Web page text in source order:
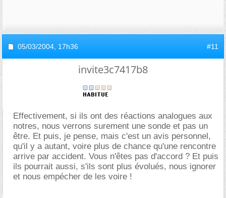
05/03/2004, 17h36 #11
invite3c7417b8
Effectivement, si ils ont des réactions analogues aux
notres, nous verrons surement une sonde et pas un
être. Et puis, je pense, mais c'est un avis personnel,
qu'il y a autant, voire plus de chance qu'une rencontre
arrive par accident. Vous n'êtes pas d'accord ? Et puis
ils pourrait aussi, s'ils sont plus évolués, nous ignorer
et nous empécher de les voire !